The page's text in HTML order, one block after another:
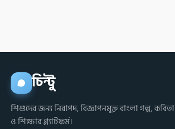
চিন্টু
শিশুদের জন্য নিরাপদ, বিজ্ঞাপনমুক্ত বাংলা গল্প, কবিতা
ও শিক্ষার প্ল্যাটফর্ম।